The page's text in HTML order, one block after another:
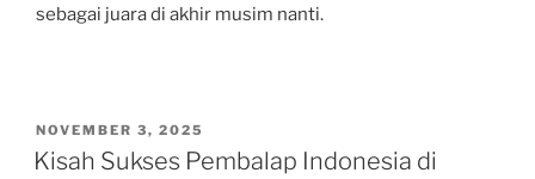
sebagai juara di akhir musim nanti.
POSTED
ON
NOVEMBER 3, 2025
Kisah Sukses Pembalap Indonesia di